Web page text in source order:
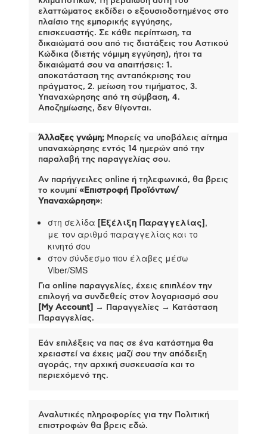
ελαττώματος εκδίδει ο εξουσιοδοτημένος στο
πλαίσιο της εμπορικής εγγύησης,
επισκευαστής. Σε κάθε περίπτωση, τα
δικαιώματά σου από τις διατάξεις του Αστικού
Κώδικα (διετής νόμιμη εγγύηση), ήτοι τα
δικαιώματά σου να απαιτήσεις: 1.
αποκατάσταση της ανταπόκρισης του
πράγματος, 2. μείωση του τιμήματος, 3.
Υπαναχώρησης από τη σύμβαση, 4.
Αποζημίωσης, δεν θίγονται.
Άλλαξες γνώμη; Μπορείς να υποβάλεις αίτημα
υπαναχώρησης εντός 14 ημερών από την
παραλαβή της παραγγελίας σου.
Αν παρήγγειλες online ή τηλεφωνικά, θα βρεις
το κουμπί «Επιστροφή Προϊόντων/
Υπαναχώρηση»:
στη σελίδα [Εξέλιξη Παραγγελίας],
με τον αριθμό παραγγελίας και το
κινητό σου
στον σύνδεσμο που έλαβες μέσω
Viber/SMS
Για online παραγγελίες, έχεις επιπλέον την
επιλογή να συνδεθείς στον λογαριασμό σου
[My Account]
→ Παραγγελίες → Κατάσταση
Παραγγελίας.
Εάν επιλέξεις να πας σε ένα κατάστημα θα
χρειαστεί να έχεις μαζί σου την απόδειξη
αγοράς, την αρχική συσκευασία και το
περιεχόμενό της.
Αναλυτικές πληροφορίες για την Πολιτική
επιστροφών θα βρεις εδώ.